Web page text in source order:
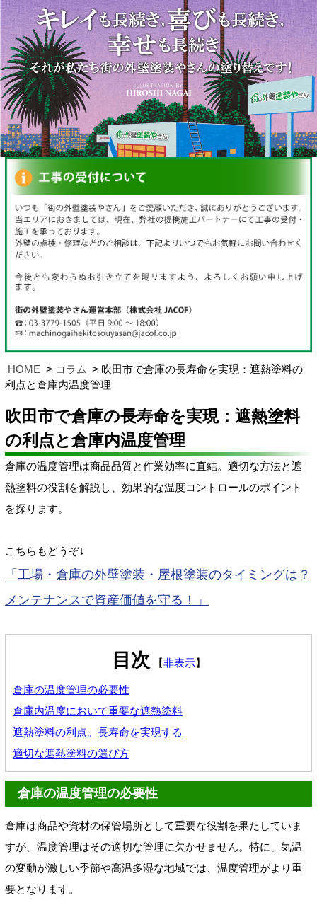
HOME コラム
吹田市で倉庫の長寿命を実現：遮熱塗料の
利点と倉庫内温度管理
吹田市で倉庫の長寿命を実現：遮熱塗料
の利点と倉庫内温度管理
倉庫の温度管理は商品品質と作業効率に直結。適切な方法と遮
熱塗料の役割を解説し、効果的な温度コントロールのポイント
を探ります。
こちらもどうぞ↓
「工場・倉庫の外壁塗装・屋根塗装のタイミングは？
メンテナンスで資産価値を守る！」
目次 【非表示】
倉庫の温度管理の必要性
倉庫内温度において重要な遮熱塗料
遮熱塗料の利点。長寿命を実現する
適切な遮熱塗料の選び方
倉庫の温度管理の必要性
倉庫は商品や資材の保管場所として重要な役割を果たしていま
すが、温度管理はその適切な管理に欠かせません。特に、気温
の変動が激しい季節や高温多湿な地域では、温度管理がより重
要となります。